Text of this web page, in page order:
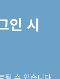
인 시